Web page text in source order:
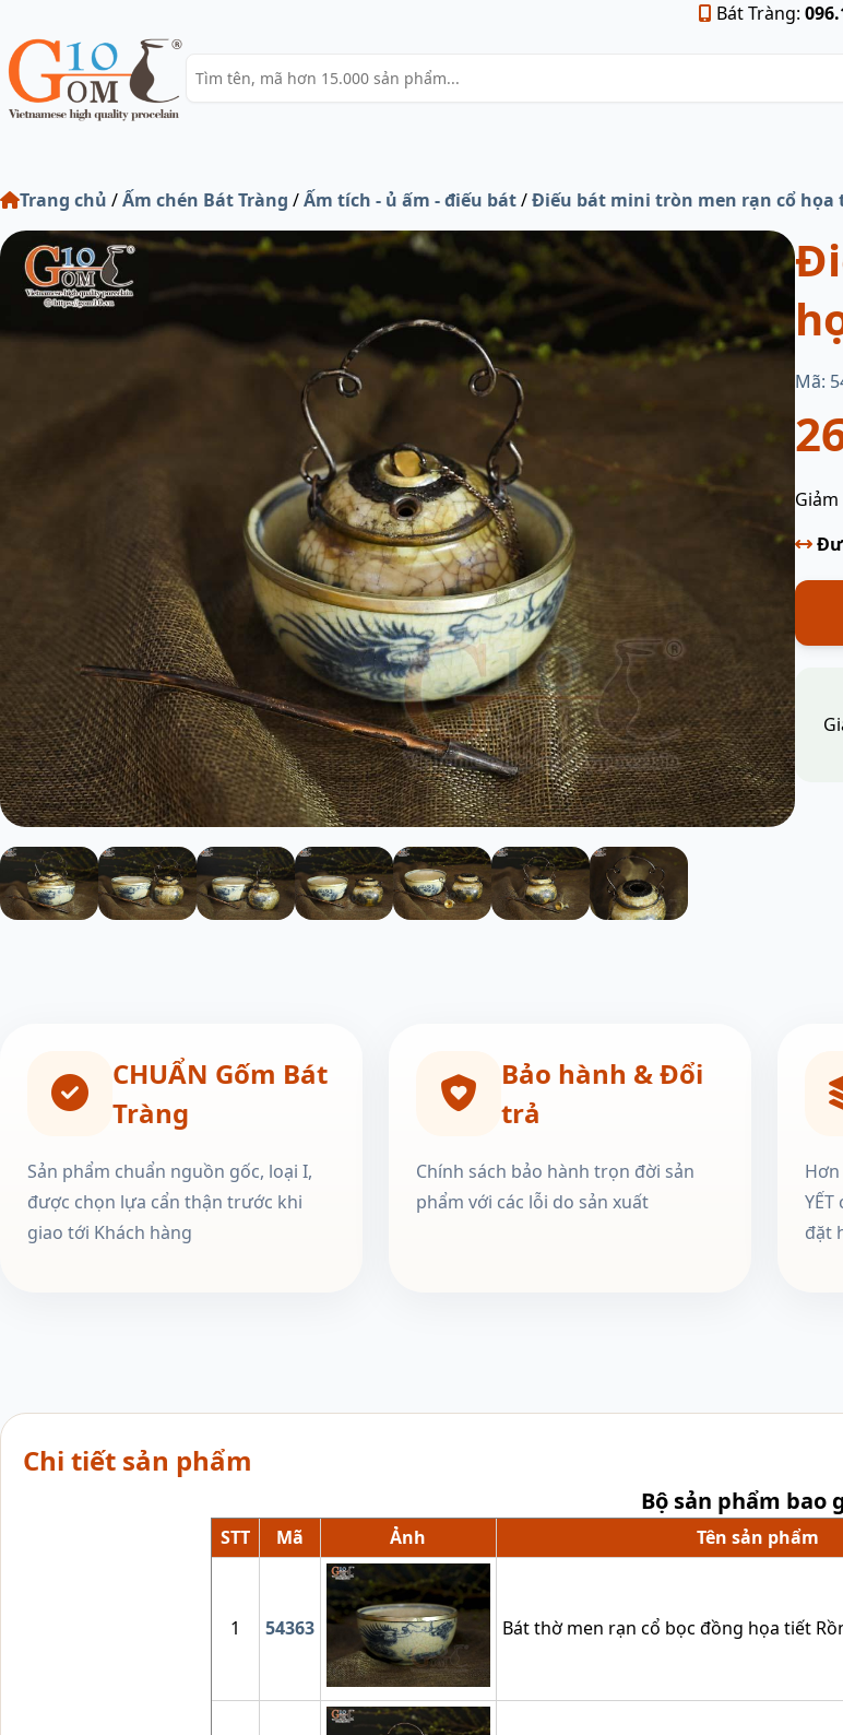
Bát Tràng:
Trang chủ /Ấm chén Bát Tràng /Ấm tích - ủ ấm - điếu bát/Điếu bát mini tròn men rạn cổ họa
Mã:
CHUẨN Gốm Bát
Tràng
Sản phẩm chuẩn nguồn gốc, loại I,
được chọn lựa cẩn thận trước khi
giao tới Khách hàng
Bảo hành & Đổi
trả
Chính sách bảo hành trọn đời sản
phẩm với các lỗi do sản xuất
đặt
Chi tiết sản phẩm
Bộ sản phẩm bao
STT Mã Ảnh Tên sản phẩm
1 54363 Bát thờ men rạn cổ bọc đồng họa tiết